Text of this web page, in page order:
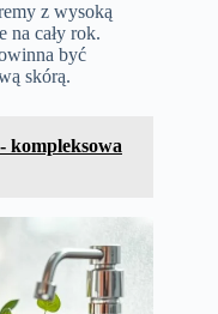
z wysoką
cały rok.
być
skórą.
kompleksowa